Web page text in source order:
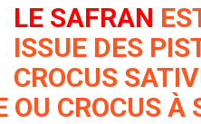
LE SAFRAN
ISSUE DES
CROCUS
OU CROCUS À